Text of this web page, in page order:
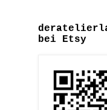
bei Etsy